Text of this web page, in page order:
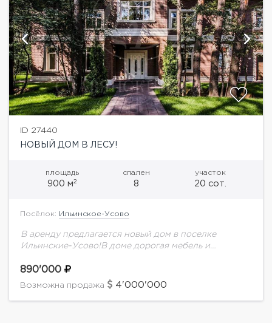
ID 27440
НОВЫЙ ДОМ В ЛЕСУ!
площадь
900 м2
спален
8
участок
20 сот.
Посёлок: Ильинское-Усово
В аренду предлагается новый дом в поселке
Ильинские-Усово!В доме дорогая мебель и
и великолепный ландшафт. Открытое
пространство, игровые зоны, сауна,...
890'000
Возможна продажа 4'000'000